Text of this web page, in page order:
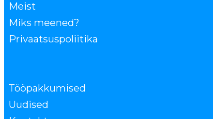
Meist
Miks meened?
Privaatsuspoliitika
Tööpakkumised
Uudised